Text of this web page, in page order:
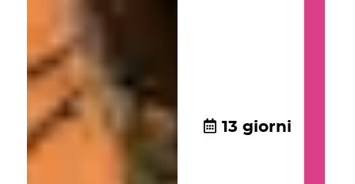
13 giorni